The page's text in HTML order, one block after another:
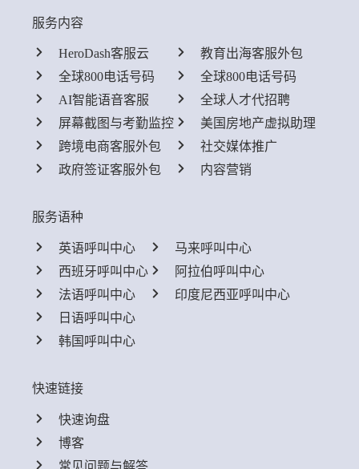
服务内容
HeroDash客服云
全球800电话号码
AI智能语音客服
屏幕截图与考勤监控
跨境电商客服外包
政府签证客服外包
教育出海客服外包
全球800电话号码
全球人才代招聘
美国房地产虚拟助理
社交媒体推广
内容营销
服务语种
英语呼叫中心
西班牙呼叫中心
法语呼叫中心
日语呼叫中心
韩国呼叫中心
马来呼叫中心
阿拉伯呼叫中心
印度尼西亚呼叫中心
快速链接
快速询盘
博客
常见问题与解答